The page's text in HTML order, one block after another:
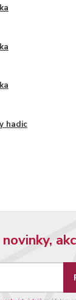
hadic